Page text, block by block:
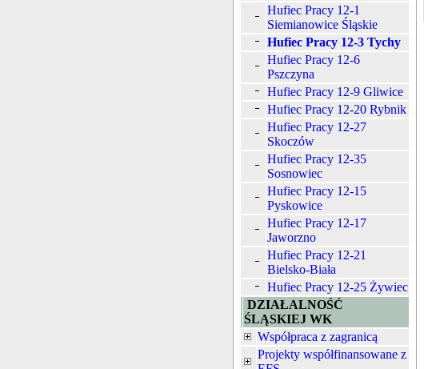
Hufiec Pracy 12-1
Siemianowice Śląskie
Hufiec Pracy 12-3 Tychy
Hufiec Pracy 12-6
Pszczyna
Hufiec Pracy 12-9 Gliwice
Hufiec Pracy 12-20 Rybnik
Hufiec Pracy 12-27
Skoczów
Hufiec Pracy 12-35
Sosnowiec
Hufiec Pracy 12-15
Pyskowice
Hufiec Pracy 12-17
Jaworzno
Hufiec Pracy 12-21
Bielsko-Biała
Hufiec Pracy 12-25 Żywiec
DZIAŁALNOŚĆ
ŚLĄSKIEJ WK
Współpraca z zagranicą
Projekty współfinansowane z